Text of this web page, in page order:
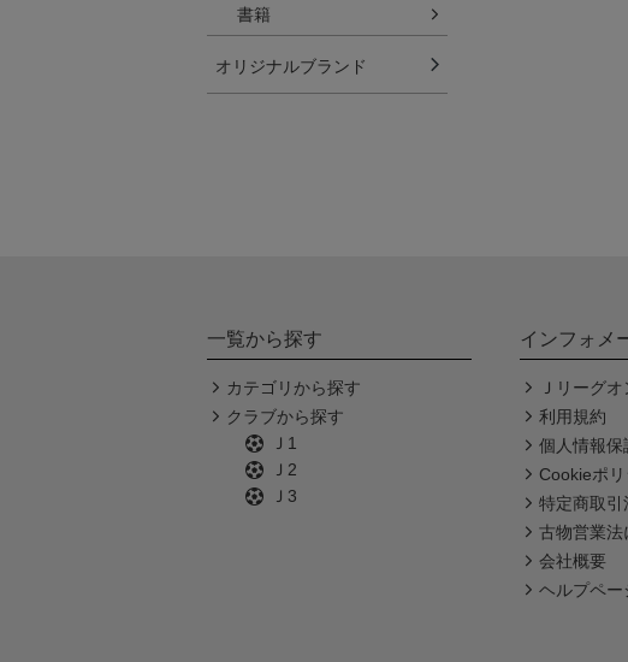
書籍
オリジナルブランド
一覧から探す
カテゴリから探す
クラブから探す
Ｊ1
Ｊ2
Ｊ3
インフォメ
Ｊリーグ
利用規約
個人情報保
Cookieポ
特定商取引
古物営業法
会社概要
ヘルプペー